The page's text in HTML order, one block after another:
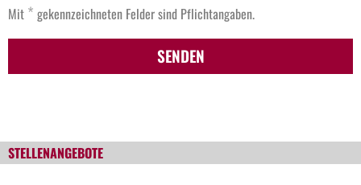
Mit * gekennzeichneten Felder sind Pflichtangaben.
SENDEN
STELLENANGEBOTE